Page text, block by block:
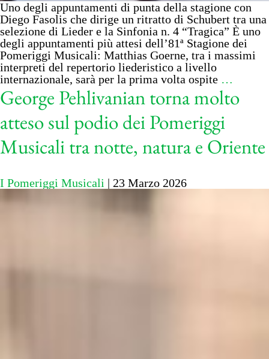
Uno degli appuntamenti di punta della stagione con
Diego Fasolis che dirige un ritratto di Schubert tra una
selezione di Lieder e la Sinfonia n. 4 “Tragica” È uno
degli appuntamenti più attesi dell’81ª Stagione dei
Pomeriggi Musicali: Matthias Goerne, tra i massimi
interpreti del repertorio liederistico a livello
internazionale, sarà per la prima volta ospite …
George Pehlivanian torna molto
atteso sul podio dei Pomeriggi
Musicali tra notte, natura e Oriente
I Pomeriggi Musicali | 23 Marzo 2026